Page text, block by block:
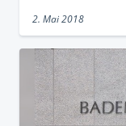
2. Mai 2018